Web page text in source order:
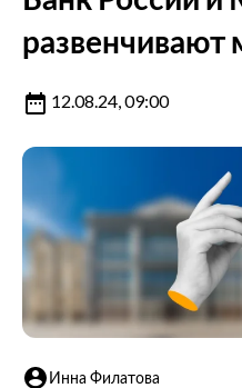
12.08.24, 09:00
Инна Филатова